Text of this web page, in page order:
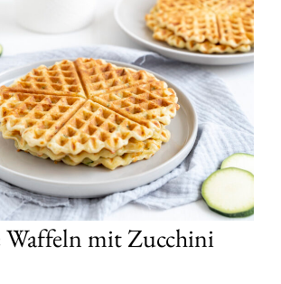
Waffeln mit Zucchini